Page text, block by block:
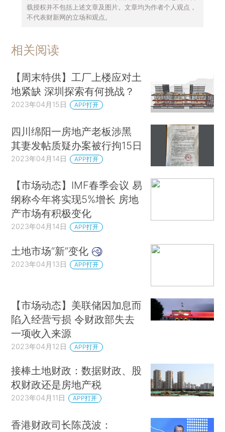
载授权并不包括上述文章及图片。文章均为作者个人观点，
不代表财新网的立场和观点。
相关阅读
【周末特供】工厂上楼应对土
地紧缺 深圳探索有何挑战？
2023年04月15日 APP打开
四川绵阳一房地产老板涉黑
其妻发帖质疑办案被行拘15日
2023年04月14日 APP打开
【市场动态】IMF春季会议 易
纲称今年将实现5%增长 房地
产市场有积极变化
2023年04月14日 APP打开
土地市场“新”变化
2023年04月13日 APP打开
【市场动态】美联储因加息而
陷入经营亏损 令财政部失去
一项收入来源
2023年04月12日 APP打开
接棒土地财政：数据财政、股
权财政还是房地产税
2023年04月11日 APP打开
香港财政司长陈茂波：